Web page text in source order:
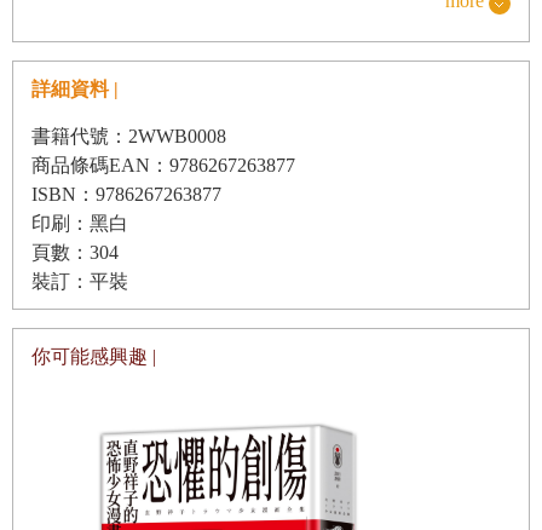
moro tomoni / ware o mo gushite / chirine hana / ukiyo o itou /
kokoro aru mi zo
［山家集：125］
旅途中倒臥在
吉野山
櫻樹下過夜——
☆木の本に旅寝をすれば吉野山花のふすまを着する春風
詳細資料 |
書籍代號：2WWB0008
商品條碼EAN：9786267263877
ISBN：9786267263877
印刷：黑白
頁數：304
裝訂：平裝
你可能感興趣 |